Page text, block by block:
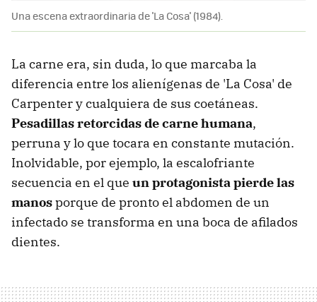
Una escena extraordinaria de 'La Cosa' (1984).
La carne era, sin duda, lo que marcaba la
diferencia entre los alienígenas de 'La Cosa' de
Carpenter y cualquiera de sus coetáneas.
Pesadillas retorcidas de carne humana,
perruna y lo que tocara en constante mutación.
Inolvidable, por ejemplo, la escalofriante
secuencia en el que un protagonista pierde las
manosporque de pronto el abdomen de un
infectado se transforma en una boca de afilados
dientes.